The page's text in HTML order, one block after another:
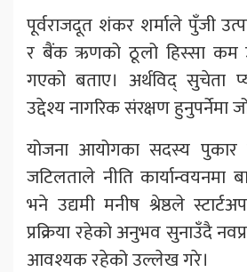
पूर्वराजदूत शंकर शर्माले पुँजी
र बैंक ऋणको ठूलो हिस्सा कम
गएको बताए। अर्थविद् सुचेता
उद्देश्य नागरिक संरक्षण हुनुपर्नेमा
योजना आयोगका सदस्य पुकार
जटिलताले नीति कार्यान्वयनमा
भने उद्यमी मनीष श्रेष्ठले
प्रक्रिया रहेको अनुभव सुनाउँदै
आवश्यक रहेको उल्लेख गरे।